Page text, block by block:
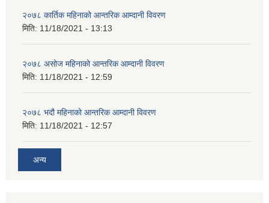
२०७८ कार्तिक महिनाको आन्तरिक आम्दानी विवरण
मिति: 11/18/2021 - 13:13
२०७८ असोज महिनाको आन्तरिक आम्दानी विवरण
मिति: 11/18/2021 - 12:59
२०७८ भदौ महिनाको आन्तरिक आम्दानी विवरण
मिति: 11/18/2021 - 12:57
अन्य